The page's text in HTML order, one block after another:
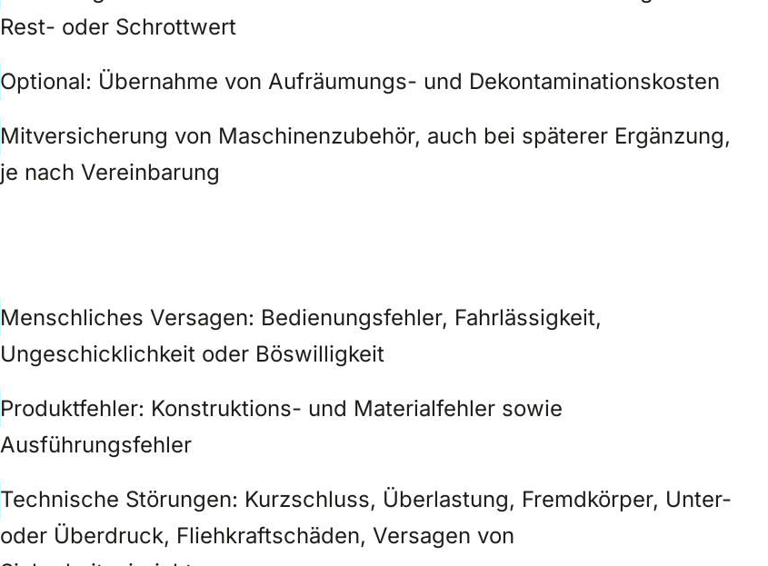
Rest- oder Schrottwert
Optional: Übernahme von Aufräumungs- und Dekontaminationskosten
Mitversicherung von Maschinenzubehör, auch bei späterer Ergänzung,
je nach Vereinbarung
Menschliches Versagen: Bedienungsfehler, Fahrlässigkeit,
Ungeschicklichkeit oder Böswilligkeit
Produktfehler: Konstruktions- und Materialfehler sowie
Ausführungsfehler
Technische Störungen: Kurzschluss, Überlastung, Fremdkörper, Unter-
oder Überdruck, Fliehkraftschäden, Versagen von